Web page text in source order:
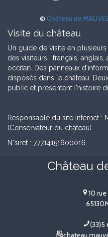
sur
© Château de
Visite du château
Un guide de visite en
des visiteurs : français,
occitan. Des panneaux
disposés dans le château.
public et présentent l’histoire
Responsable du site internet :
(Conservateur du château)
N°siret : 77714151600016
Château
10
65130
(33)5